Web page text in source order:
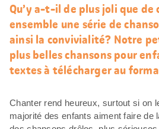
Qu’y a-t-il de plus joli que
ensemble une série de
ainsi la convivialité? Notre
plus belles chansons pour
textes à télécharger au
Chanter rend heureux, surtout si on
majorité des enfants aiment faire de